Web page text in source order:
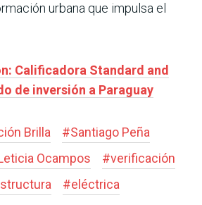
urbana que impulsa el
Calificadora Standard and
de inversión a Paraguay
Brilla #Santiago Peña
Ocampos #verificación
#eléctrica